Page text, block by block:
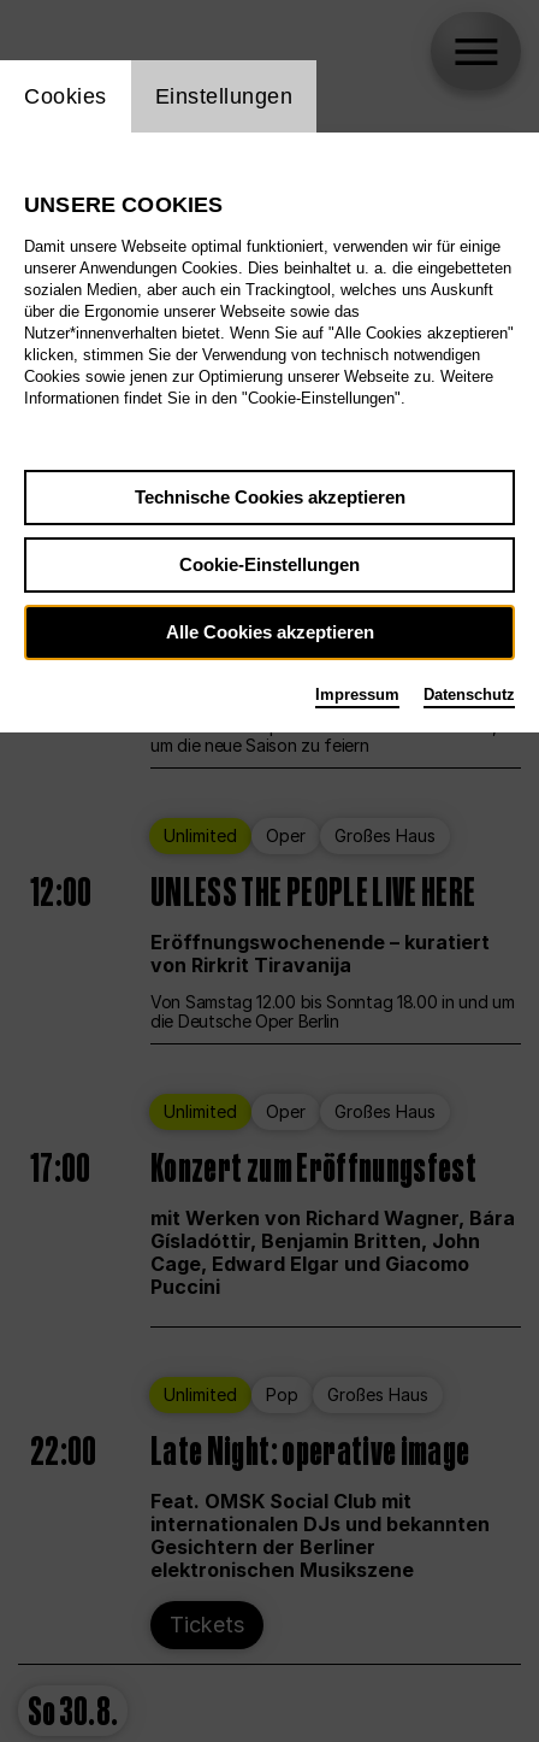
Alle Sparten
Alle Spielstätten
Alle Merkmale
Sa29.8.
Großes Haus
12:00 Eröffnungswochenende
um die neue Saison zu feiern
Unlimited Oper Großes Haus
12:00 UNLESS THE PEOPLE LIVE HERE
Eröffnungswochenende – kuratiert
von Rirkrit Tiravanija
Von Samstag 12.00 bis Sonntag 18.00 in und um
die Deutsche Oper Berlin
Unlimited Oper Großes Haus
17:00 Konzert zum Eröffnungsfest
mit Werken von Richard Wagner, Bára
Gísladóttir, Benjamin Britten, John
Cage, Edward Elgar und Giacomo
Puccini
Unlimited Pop Großes Haus
22:00 Late Night: operative image
Feat. OMSK Social Club mit
internationalen DJs und bekannten
Gesichtern der Berliner
elektronischen Musikszene
Tickets
So30.8.
Einstellung Website Cookie
Cookies Einstellungen
UNSERE COOKIES
Damit unsere Webseite optimal funktioniert, verwenden wir für einige
unserer Anwendungen Cookies. Dies beinhaltet u. a. die eingebetteten
sozialen Medien, aber auch ein Trackingtool, welches uns Auskunft
über die Ergonomie unserer Webseite sowie das
Nutzer*innenverhalten bietet. Wenn Sie auf "Alle Cookies akzeptieren"
klicken, stimmen Sie der Verwendung von technisch notwendigen
Cookies sowie jenen zur Optimierung unserer Webseite zu. Weitere
Informationen findet Sie in den "Cookie-Einstellungen".
Technische Cookies akzeptieren
Cookie-Einstellungen
Alle Cookies akzeptieren
Impressum Datenschutz